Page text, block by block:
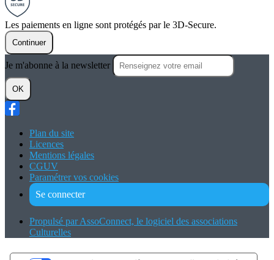
Les paiements en ligne sont protégés par le 3D-Secure.
Continuer
Je m'abonne à la newsletter
OK
Plan du site
Licences
Mentions légales
CGUV
Paramétrer vos cookies
Se connecter
Propulsé par AssoConnect, le logiciel des associations
Culturelles